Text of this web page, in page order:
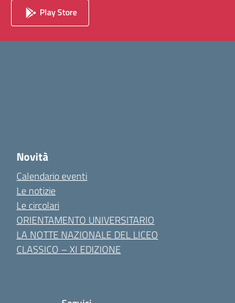
Play Store
Novità
Calendario eventi
Le notizie
Le circolari
ORIENTAMENTO UNIVERSITARIO
LA NOTTE NAZIONALE DEL LICEO
CLASSICO – XI EDIZIONE